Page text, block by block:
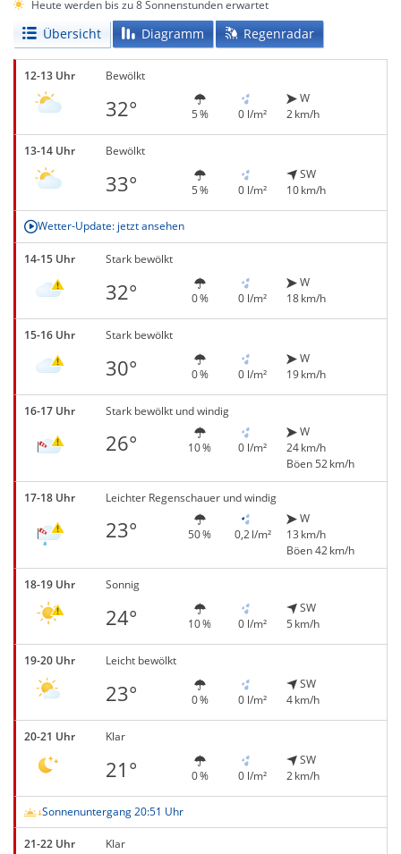
Heute werden bis zu 8 Sonnenstunden erwartet
Übersicht Diagramm Regenradar
12-13 Uhr Bewölkt
32° 5 % 0 l/m²
W
2 km/h
13-14 Uhr Bewölkt
33° 5 % 0 l/m²
SW
10 km/h
Wetter-Update: jetzt ansehen
14-15 Uhr Stark bewölkt
32° 0 % 0 l/m²
W
18 km/h
15-16 Uhr Stark bewölkt
30° 0 % 0 l/m²
W
19 km/h
16-17 Uhr Stark bewölkt und windig
26° 10 % 0 l/m²
W
24 km/h
Böen 52 km/h
17-18 Uhr Leichter Regenschauer und windig
23° 50 % 0,2 l/m²
W
13 km/h
Böen 42 km/h
18-19 Uhr Sonnig
24° 10 % 0 l/m²
SW
5 km/h
19-20 Uhr Leicht bewölkt
23° 0 % 0 l/m²
SW
4 km/h
20-21 Uhr Klar
21° 0 % 0 l/m²
SW
2 km/h
Sonnenuntergang 20:51 Uhr
21-22 Uhr Klar